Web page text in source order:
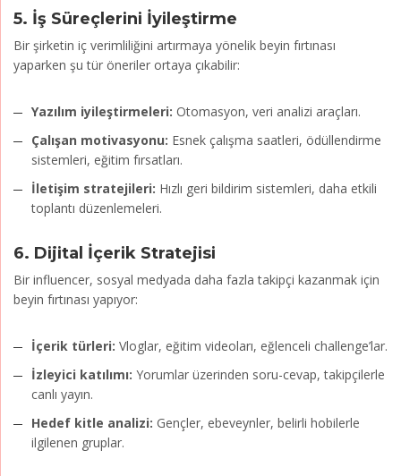
5. İş Süreçlerini İyileştirme
Bir şirketin iç verimliliğini artırmaya yönelik beyin fırtınası
yaparken şu tür öneriler ortaya çıkabilir:
Yazılım iyileştirmeleri: Otomasyon, veri analizi araçları.
Çalışan motivasyonu: Esnek çalışma saatleri, ödüllendirme
sistemleri, eğitim fırsatları.
İletişim stratejileri: Hızlı geri bildirim sistemleri, daha etkili
toplantı düzenlemeleri.
6. Dijital İçerik Stratejisi
Bir influencer, sosyal medyada daha fazla takipçi kazanmak için
beyin fırtınası yapıyor:
İçerik türleri: Vloglar, eğitim videoları, eğlenceli challenge’lar.
İzleyici katılımı: Yorumlar üzerinden soru-cevap, takipçilerle
canlı yayın.
Hedef kitle analizi: Gençler, ebeveynler, belirli hobilerle
ilgilenen gruplar.